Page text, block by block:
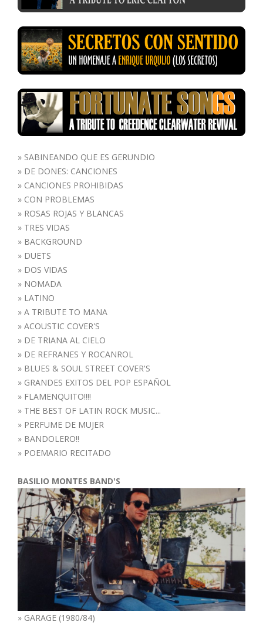
» SABINEANDO QUE ES GERUNDIO
» DE DONES: CANCIONES
» CANCIONES PROHIBIDAS
» CON PROBLEMAS
» ROSAS ROJAS Y BLANCAS
» TRES VIDAS
» BACKGROUND
» DUETS
» DOS VIDAS
» NOMADA
» LATINO
» A TRIBUTE TO MANA
» ACOUSTIC COVER'S
» DE TRIANA AL CIELO
» DE REFRANES Y ROCANROL
» BLUES & SOUL STREET COVER'S
» GRANDES EXITOS DEL POP ESPAÑOL
» FLAMENQUITO!!!!
» THE BEST OF LATIN ROCK MUSIC...
» PERFUME DE MUJER
» BANDOLERO!!
» POEMARIO RECITADO
BASILIO MONTES BAND'S
» GARAGE (1980/84)